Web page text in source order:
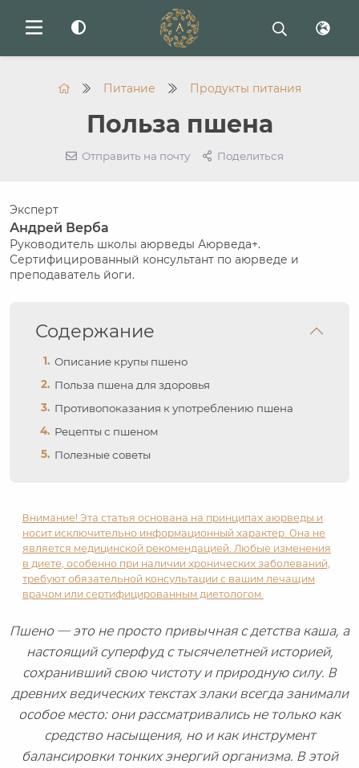
Питание Продукты питания
Польза пшена
Отправить на почту Поделиться
Эксперт
Андрей Верба
Руководитель школы аюрведы Аюрведа+.
Сертифицированный консультант по аюрведе и
преподаватель йоги.
Содержание
Описание крупы пшено
Польза пшена для здоровья
Противопоказания к употреблению пшена
Рецепты с пшеном
Полезные советы
Внимание! Эта статья основана на принципах аюрведы и
носит исключительно информационный характер. Она не
является медицинской рекомендацией. Любые изменения
в диете, особенно при наличии хронических заболеваний,
требуют обязательной консультации с вашим лечащим
врачом или сертифицированным диетологом.
Пшено — это не просто привычная с детства каша, а
настоящий суперфуд с тысячелетней историей,
сохранивший свою чистоту и природную силу. В
древних ведических текстах злаки всегда занимали
особое место: они рассматривались не только как
средство насыщения, но и как инструмент
балансировки тонких энергий организма. В этой